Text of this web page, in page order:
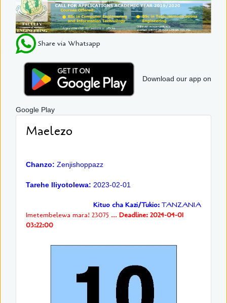
Share via Whatsapp
Download our app on
Google Play
Maelezo
Chanzo: Zenjishoppazz
Tarehe Iliyotolewa: 2023-02-01
Kituo cha Kazi/Tukio: TANZANIA
Imetembelewa mara! 23075 ... Deadline: 2024-04-01
03:22:00